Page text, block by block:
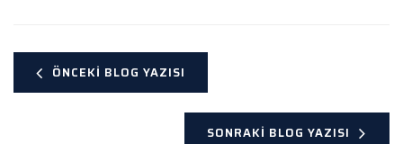
ÖNCEKI BLOG YAZISI
SONRAKI BLOG YAZISI